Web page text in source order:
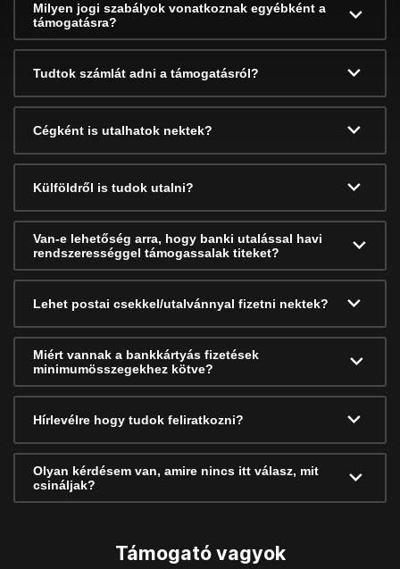
Milyen jogi szabályok vonatkoznak egyébként a
támogatásra?
Tudtok számlát adni a támogatásról?
Cégként is utalhatok nektek?
Külföldről is tudok utalni?
Van-e lehetőség arra, hogy banki utalással havi
rendszerességgel támogassalak titeket?
Lehet postai csekkel/utalvánnyal fizetni nektek?
Miért vannak a bankkártyás fizetések
minimumösszegekhez kötve?
Hírlevélre hogy tudok feliratkozni?
Olyan kérdésem van, amire nincs itt válasz, mit
csináljak?
Támogató vagyok